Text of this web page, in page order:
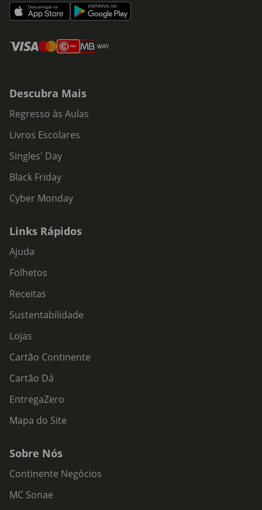
Descubra Mais
Regresso às Aulas
Livros Escolares
Singles' Day
Black Friday
Cyber Monday
Links Rápidos
Ajuda
Folhetos
Receitas
Sustentabilidade
Lojas
Cartão Continente
Cartão Dá
EntregaZero
Mapa do Site
Sobre Nós
Continente Negócios
MC Sonae